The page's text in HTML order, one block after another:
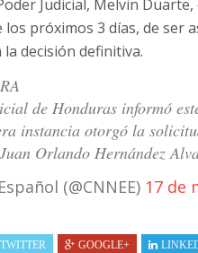
Judicial, Melvin
próximos 3 días, de ser
decisión definitiva.
de Honduras informó
instancia otorgó la
Orlando Hernández
(@CNNEE) 17 de
TWITTER GOOGLE+